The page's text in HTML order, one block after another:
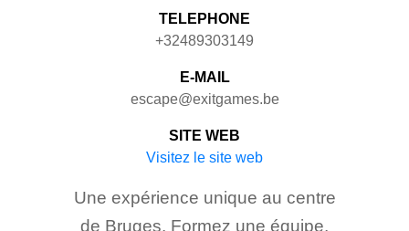
TELEPHONE
+32489303149
E-MAIL
escape@exitgames.be
SITE WEB
Visitez le site web
Une expérience unique au centre
de Bruges. Formez une équipe,